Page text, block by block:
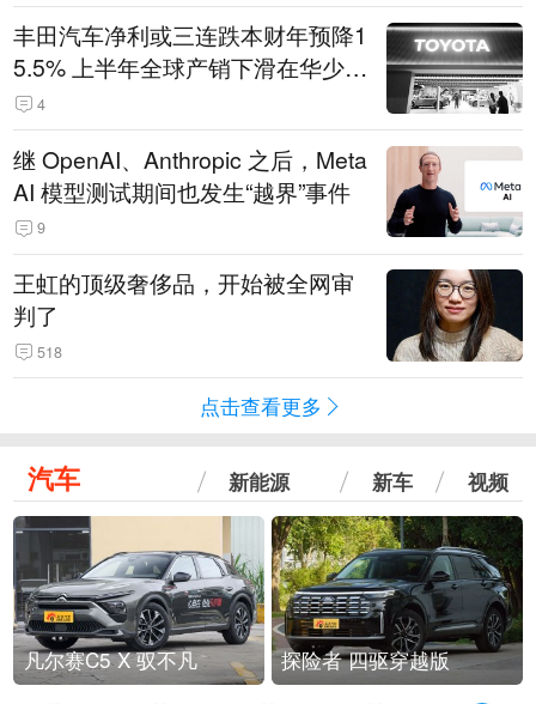
丰田汽车净利或三连跌本财年预降1
5.5% 上半年全球产销下滑在华少卖
14.3万辆
4
继 OpenAI、Anthropic 之后，Meta
AI 模型测试期间也发生“越界”事件
9
王虹的顶级奢侈品，开始被全网审
判了
518
点击查看更多
汽车 新能源 新车 视频
凡尔赛C5 X 驭不凡 探险者 四驱穿越版